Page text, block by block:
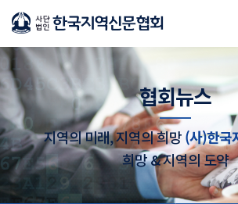
협회뉴스
지역의 미래, 지역의 희망(사)한국
희망 & 지역의 도약